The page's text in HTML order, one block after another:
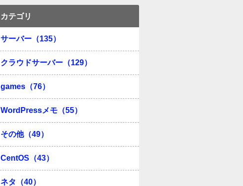
カテゴリ
サーバー（135）
クラウドサーバー（129）
games（76）
WordPressメモ（55）
その他（49）
CentOS（43）
ネタ（40）